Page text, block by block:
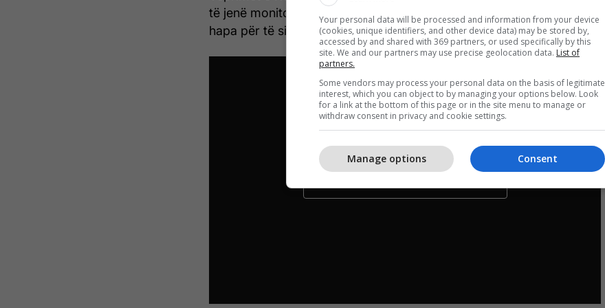
të jenë monitoruar nga shërbimet e sigurisë dhe kanë ndërmarrë
hapa për të siguruar që biseda e tyre nuk u dëgjua. /Telegrafi/
Your personal data will be processed and information from your device
(cookies, unique identifiers, and other device data) may be stored by,
accessed by and shared with 369 partners, or used specifically by this
site. We and our partners may use precise geolocation data. List of
partners.
Some vendors may process your personal data on the basis of legitimate
interest, which you can object to by managing your options below. Look
for a link at the bottom of this page or in the site menu to manage or
withdraw consent in privacy and cookie settings.
Consent
Manage options